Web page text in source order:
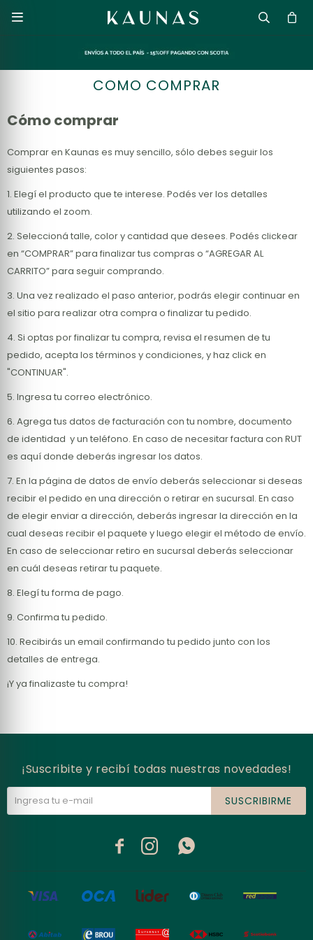

COMO COMPRAR
Cómo comprar
Comprar en Kaunas es muy sencillo, sólo debes seguir los
siguientes pasos:
1. Elegí el producto que te interese. Podés ver los detalles
utilizando el zoom.
2. Seleccioná talle, color y cantidad que desees. Podés clickear
en “COMPRAR” para finalizar tus compras o “AGREGAR AL
CARRITO” para seguir comprando.
3. Una vez realizado el paso anterior, podrás elegir continuar en
el sitio para realizar otra compra o finalizar tu pedido.
4. Si optas por finalizar tu compra, revisa el resumen de tu
pedido, acepta los términos y condiciones, y haz click en
"CONTINUAR".
5. Ingresa tu correo electrónico.
6. Agrega tus datos de facturación con tu nombre, documento
de identidad y un teléfono. En caso de necesitar factura con RUT
es aquí donde deberás ingresar los datos.
7. En la página de datos de envío deberás seleccionar si deseas
recibir el pedido en una dirección o retirar en sucursal. En caso
de elegir enviar a dirección, deberás ingresar la dirección en la
cual deseas recibir el paquete y luego elegir el método de envío.
En caso de seleccionar retiro en sucursal deberás seleccionar
en cuál deseas retirar tu paquete.
8. Elegí tu forma de pago.
9. Confirma tu pedido.
10. Recibirás un email confirmando tu pedido junto con los
detalles de entrega.
¡Y ya finalizaste tu compra!
¡Suscribite y recibí todas nuestras novedades!
SUSCRIBIRME
  